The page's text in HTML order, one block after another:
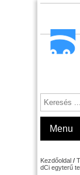
Menu
Kezdőoldal /
dCi egyterű